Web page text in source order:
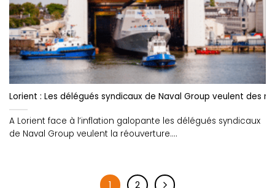
Lorient : Les délégués syndicaux de Naval Group veulent des
A Lorient face à l’inflation galopante les délégués syndicaux
de Naval Group veulent la réouverture....
1 2